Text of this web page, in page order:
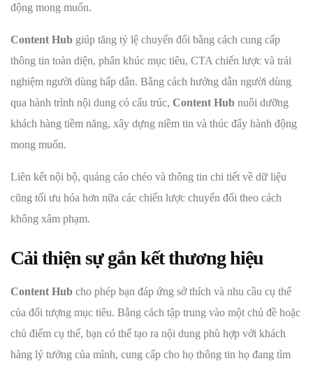
động mong muốn.
Content Hub giúp tăng tỷ lệ chuyển đổi bằng cách cung cấp
thông tin toàn diện, phân khúc mục tiêu, CTA chiến lược và trải
nghiệm người dùng hấp dẫn. Bằng cách hướng dẫn người dùng
qua hành trình nội dung có cấu trúc, Content Hub nuôi dưỡng
khách hàng tiềm năng, xây dựng niềm tin và thúc đẩy hành động
mong muốn.
Liên kết nội bộ, quảng cáo chéo và thông tin chi tiết về dữ liệu
cũng tối ưu hóa hơn nữa các chiến lược chuyển đổi theo cách
không xâm phạm.
Cải thiện sự gắn kết thương hiệu
Content Hub cho phép bạn đáp ứng sở thích và nhu cầu cụ thể
của đối tượng mục tiêu. Bằng cách tập trung vào một chủ đề hoặc
chủ điểm cụ thể, bạn có thể tạo ra nội dung phù hợp với khách
hàng lý tưởng của mình, cung cấp cho họ thông tin họ đang tìm